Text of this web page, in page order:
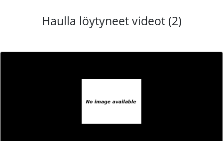
Haulla löytyneet videot (2)